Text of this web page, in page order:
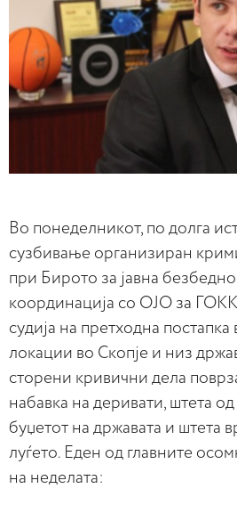
Во понеделникот, по долга
сузбивање организиран
при Бирото за јавна
координација со ОЈО за
судија на претходна
локации во Скопје и низ
сторени кривични дела
набавка на деривати, штета
буџетот на државата и штета
луѓето. Еден од главните
на неделата: